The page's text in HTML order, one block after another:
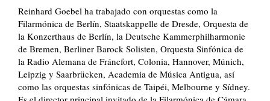
Reinhard Goebel ha trabajado con orquestas como la
Filarmónica de Berlín, Staatskappelle de Dresde, Orquesta de
la Konzerthaus de Berlín, la Deutsche Kammerphilharmonie
de Bremen, Berliner Barock Solisten, Orquesta Sinfónica de
la Radio Alemana de Fráncfort, Colonia, Hannover, Múnich,
Leipzig y Saarbrücken, Academia de Música Antigua, así
como las orquestas sinfónicas de Taipéi, Melbourne y Sídney.